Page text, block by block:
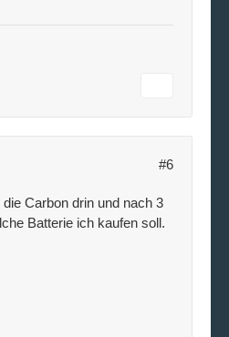
#6
Carbon drin und nach 3
Batterie ich kaufen soll.